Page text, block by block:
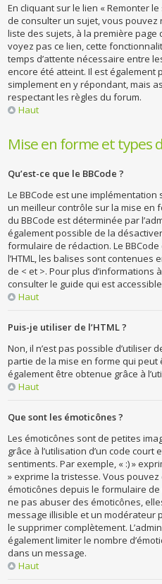
En cliquant sur le lien « Remonter
de consulter un sujet, vous pouvez
liste des sujets, à la première page
voyez pas ce lien, cette
temps d’attente nécessaire entre
encore été atteint. Il est également
simplement en y répondant, mais
respectant les règles du forum.
Haut
Mise en forme et types
Qu’est-ce que le BBCode ?
Le BBCode est une implémentation
un meilleur contrôle sur la mise en
du BBCode est déterminée par
également possible de la
formulaire de rédaction. Le
l’HTML, les balises sont contenues
de < et >. Pour plus d’informations
consulter le guide qui est
Haut
Puis-je utiliser de l’HTML ?
Non, il n’est pas possible d’utiliser
partie de la mise en forme qui peut
également être obtenue grâce à
Haut
Que sont les émoticônes ?
Les émoticônes sont de petites
grâce à l’utilisation d’un code
sentiments. Par exemple, « :) »
» exprime la tristesse. Vous
émoticônes depuis le formulaire
ne pas abuser des émoticônes,
message illisible et un modérateur
le supprimer complètement.
également limiter le nombre
dans un message.
Haut